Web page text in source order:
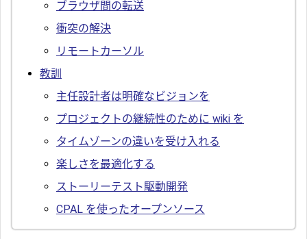
ブラウザ間の転送
衝突の解決
リモートカーソル
教訓
主任設計者は明確なビジョンを
プロジェクトの継続性のために wiki を
タイムゾーンの違いを受け入れる
楽しさを最適化する
ストーリーテスト駆動開発
CPAL を使ったオープンソース